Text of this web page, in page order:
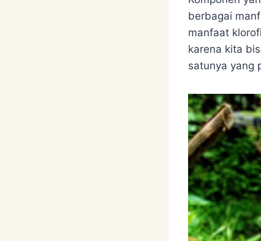
berbagai
manfaat
karena kita
satunya yang